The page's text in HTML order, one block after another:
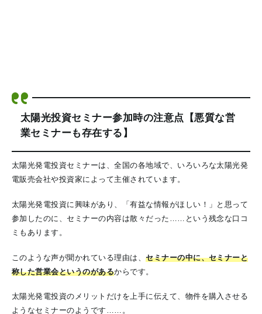
太陽光投資セミナー参加時の注意点【悪質な営
業セミナーも存在する】
太陽光発電投資セミナーは、全国の各地域で、いろいろな太陽光発
電販売会社や投資家によって主催されています。
太陽光発電投資に興味があり、「有益な情報がほしい！」と思って
参加したのに、セミナーの内容は散々だった……という残念な口コ
ミもあります。
このような声が聞かれている理由は、セミナーの中に、セミナーと
称した営業会というのがあるからです。
太陽光発電投資のメリットだけを上手に伝えて、物件を購入させる
ようなセミナーのようです……。